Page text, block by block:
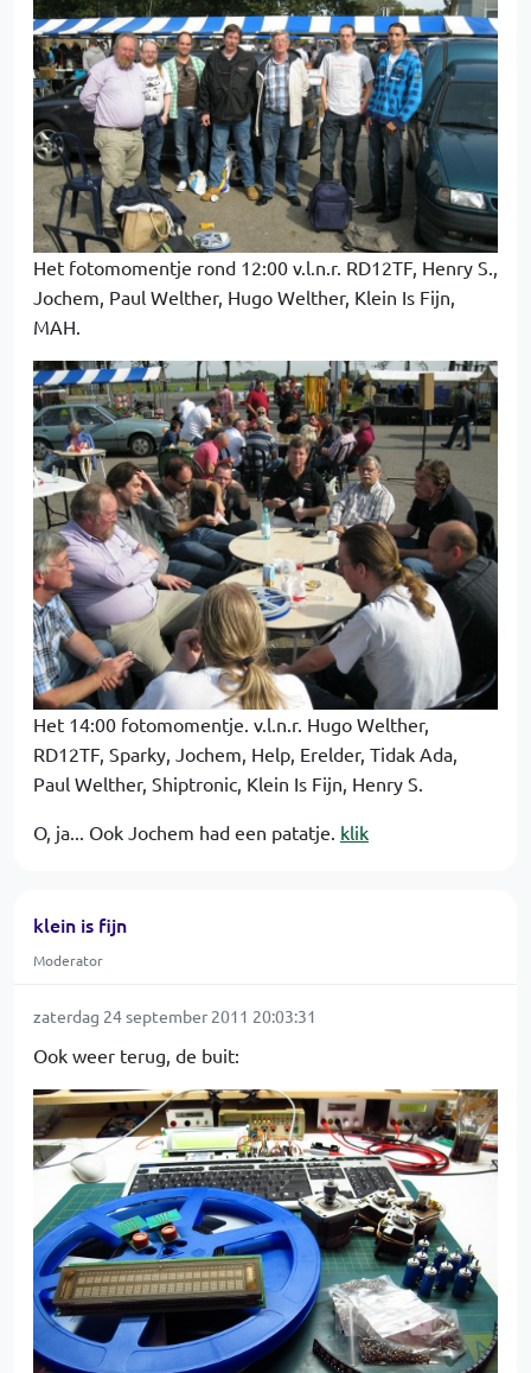
Het fotomomentje rond 12:00 v.l.n.r. RD12TF, Henry S.,
Jochem, Paul Welther, Hugo Welther, Klein Is Fijn,
MAH.
Het 14:00 fotomomentje. v.l.n.r. Hugo Welther,
RD12TF, Sparky, Jochem, Help, Erelder, Tidak Ada,
Paul Welther, Shiptronic, Klein Is Fijn, Henry S.
O, ja... Ook Jochem had een patatje. klik
klein is fijn
Moderator
zaterdag 24 september 2011 20:03:31
Ook weer terug, de buit: